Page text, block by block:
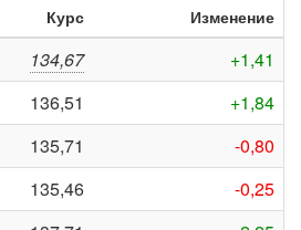
Курс Изменение
134,67
+1,41
136,51
+1,84
135,71
-0,80
135,46
-0,25